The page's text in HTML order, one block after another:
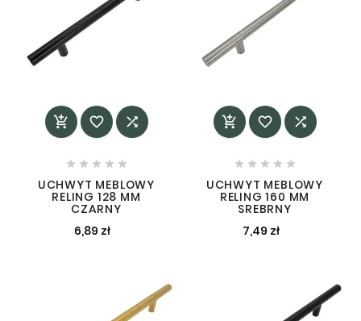
  
    
UCHWYT MEBLOWY
RELING 128 MM
CZARNY
6,89 zł
  
    
UCHWYT MEBLOWY
RELING 160 MM
SREBRNY
7,49 zł